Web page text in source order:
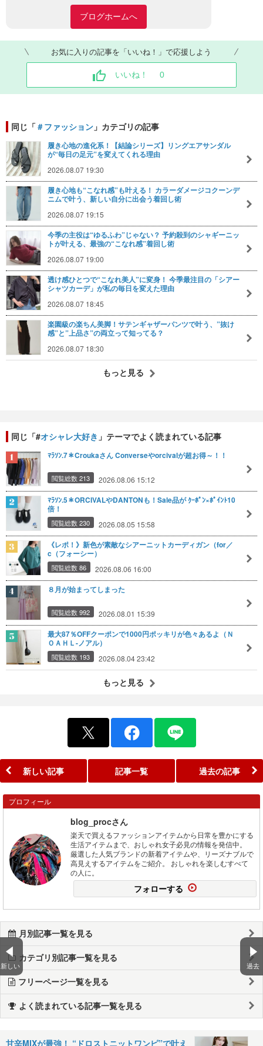
ブログホームへ
お気に入りの記事を「いいね！」で応援しよう
いいね！ 0
新しい 過去
同じ「＃ファッション 」カテゴリの記事
履き心地の進化系！【結論シリーズ】リングエアサンダル
が“毎日の足元”を変えてくれる理由
2026.08.07 19:30
履き心地も“こなれ感”も叶える！ カラーダメージコクーンデ
ニムで叶う、新しい自分に出会う着回し術
2026.08.07 19:15
今季の主役は“ゆるふわ”じゃない？ 予約殺到のシャギーニッ
トが叶える、最強の“こなれ感”着回し術
2026.08.07 19:00
透け感ひとつで“こなれ美人”に変身！ 今季最注目の「シアー
シャツカーデ」が私の毎日を変えた理由
2026.08.07 18:45
楽園級の楽ちん美脚！サテンギャザーパンツで叶う、”抜け
感”と”上品さ”の両立って知ってる？
2026.08.07 18:30
もっと見る
同じ「#オシャレ大好き 」テーマでよく読まれている記事
ﾏﾗｿﾝ.7＊Croukaさん Converseやorcivalが超お得～！！
閲覧総数 213 2026.08.06 15:12
ﾏﾗｿﾝ.5＊ORCIVALやDANTONも！Sale品が ｸｰﾎﾟﾝ×ﾎﾟｲﾝﾄ10
倍！
閲覧総数 230 2026.08.05 15:58
《レポ！》新色が素敵なシアーニットカーディガン（for／
c（フォーシー）
閲覧総数 86 2026.08.06 16:00
８月が始まってしまった
閲覧総数 992 2026.08.01 15:39
最大87％OFFクーポンで1000円ポッキリが色々あるよ（Ｎ
ＯＡＨＬ-ノアル）
閲覧総数 193 2026.08.04 23:42
もっと見る
新しい記事 記事一覧 過去の記事
プロフィール
blog_procさん
楽天で買えるファッションアイテムから日常を豊かにする
生活アイテムまで、おしゃれ女子必見の情報を発信中。
厳選した人気ブランドの新着アイテムや、リーズナブルで
高見えするアイテムをご紹介。 おしゃれを楽しむすべて
の人に。
フォローする
月別記事一覧を見る
カテゴリ別記事一覧を見る
フリーページ一覧を見る
よく読まれている記事一覧を見る
甘辛MIXが最強！ “ドロストニットワンピ”で叶え